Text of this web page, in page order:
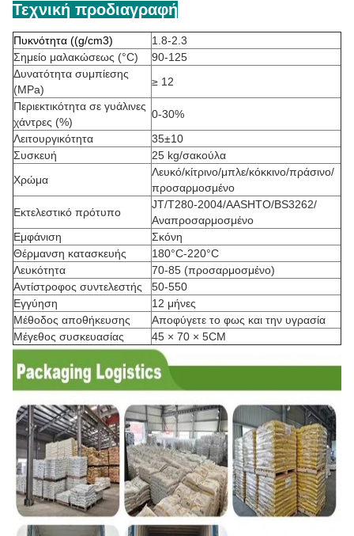
Τεχνική προδιαγραφή
Πυκνότητα ((g/cm3)
1.8-2.3
Σημείο μαλακώσεως (°C)
90-125
Δυνατότητα συμπίεσης
(MPa)
≥ 12
Περιεκτικότητα σε γυάλινες
χάντρες (%)
0-30%
Λειτουργικότητα
35±10
Συσκευή
25 kg/σακούλα
Χρώμα
Λευκό/κίτρινο/μπλε/κόκκινο/πράσινο/
προσαρμοσμένο
Εκτελεστικό πρότυπο
JT/T280-2004/AASHTO/BS3262/
Αναπροσαρμοσμένο
Εμφάνιση
Σκόνη
Θέρμανση κατασκευής
180°C-220°C
Λευκότητα
70-85 (προσαρμοσμένο)
Αντίστροφος συντελεστής
50-550
Εγγύηση
12 μήνες
Μέθοδος αποθήκευσης
Αποφύγετε το φως και την υγρασία
Μέγεθος συσκευασίας
45 × 70 × 5CM